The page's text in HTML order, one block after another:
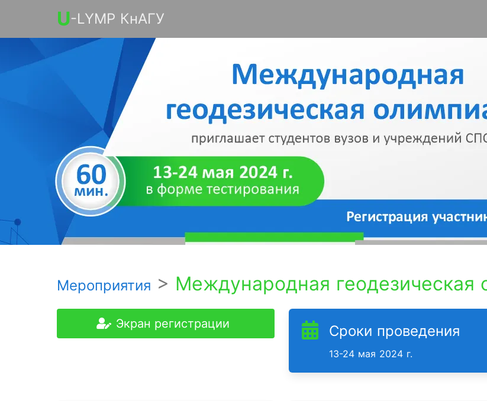
U-LYMP КнАГУ
Мероприятия > Международная геодезическая
Экран регистрации Сроки проведения
13-24 мая 2024 г.